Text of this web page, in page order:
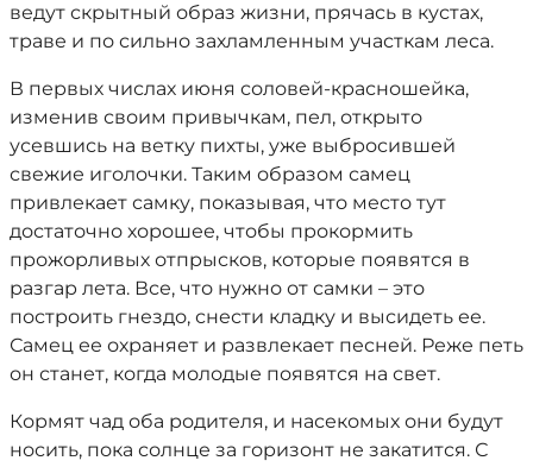
ведут скрытный образ жизни, прячась в кустах,
траве и по сильно захламленным участкам леса.
В первых числах июня соловей-красношейка,
изменив своим привычкам, пел, открыто
усевшись на ветку пихты, уже выбросившей
свежие иголочки. Таким образом самец
привлекает самку, показывая, что место тут
достаточно хорошее, чтобы прокормить
прожорливых отпрысков, которые появятся в
разгар лета. Все, что нужно от самки – это
построить гнездо, снести кладку и высидеть ее.
Самец ее охраняет и развлекает песней. Реже петь
он станет, когда молодые появятся на свет.
Кормят чад оба родителя, и насекомых они будут
носить, пока солнце за горизонт не закатится. С